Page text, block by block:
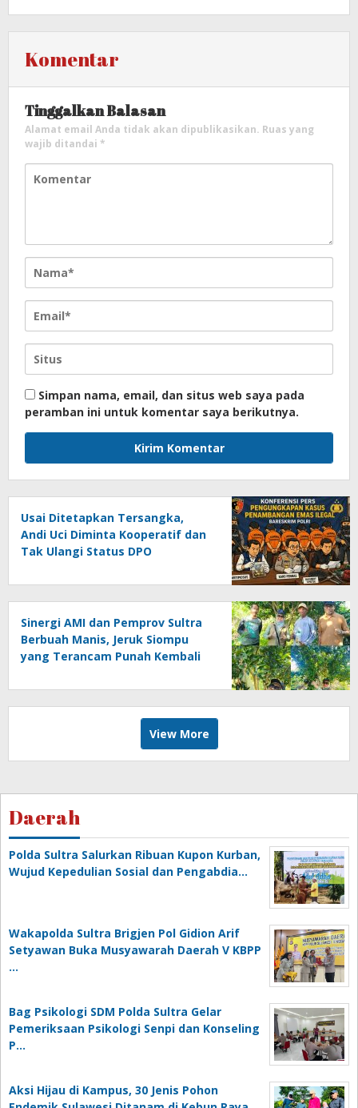
Komentar
Tinggalkan Balasan
Alamat email Anda tidak akan dipublikasikan. Ruas yang
wajib ditandai *
Simpan nama, email, dan situs web saya pada
peramban ini untuk komentar saya berikutnya.
Usai Ditetapkan Tersangka,
Andi Uci Diminta Kooperatif dan
Tak Ulangi Status DPO
Sinergi AMI dan Pemprov Sultra
Berbuah Manis, Jeruk Siompu
yang Terancam Punah Kembali
View More
Daerah
Polda Sultra Salurkan Ribuan Kupon Kurban,
Wujud Kepedulian Sosial dan Pengabdia…
Wakapolda Sultra Brigjen Pol Gidion Arif
Setyawan Buka Musyawarah Daerah V KBPP
…
Bag Psikologi SDM Polda Sultra Gelar
Pemeriksaan Psikologi Senpi dan Konseling
P…
‎Aksi Hijau di Kampus, 30 Jenis Pohon